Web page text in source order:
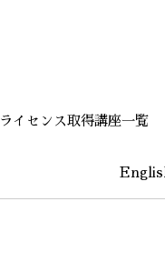
ライセンス取得講座一覧